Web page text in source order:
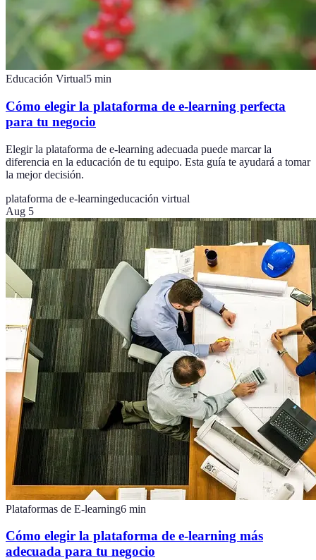
Educación Virtual5 min
Cómo elegir la plataforma de e-learning perfecta
para tu negocio
Elegir la plataforma de e-learning adecuada puede marcar la
diferencia en la educación de tu equipo. Esta guía te ayudará a tomar
la mejor decisión.
plataforma de e-learningeducación virtual
Aug 5
Plataformas de E-learning6 min
Cómo elegir la plataforma de e-learning más
adecuada para tu negocio